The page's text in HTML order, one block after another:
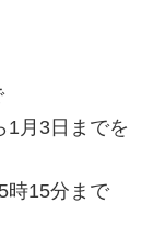
1月3日までを
時15分まで